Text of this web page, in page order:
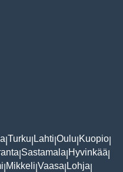
Turku Lahti Oulu Kuopio
Sastamala Hyvinkää
Mikkeli Vaasa Lohja